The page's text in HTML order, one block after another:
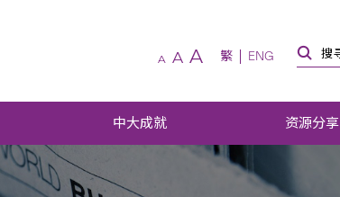
A A A 繁 ENG
中大成就 资源分享